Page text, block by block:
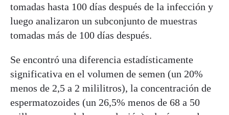
tomadas hasta 100 días después de la infección y
luego analizaron un subconjunto de muestras
tomadas más de 100 días después.
Se encontró una diferencia estadísticamente
significativa en el volumen de semen (un 20%
menos de 2,5 a 2 mililitros), la concentración de
espermatozoides (un 26,5% menos de 68 a 50